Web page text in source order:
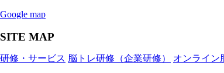
Google map
SITE MAP
研修・サービス 脳トレ研修（企業研修） オンライン